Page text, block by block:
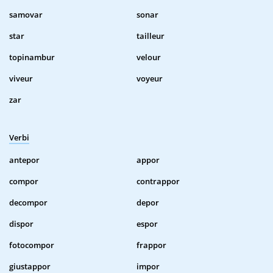
samovar
sonar
star
tailleur
topinambur
velour
viveur
voyeur
zar
Verbi
antepor
appor
compor
contrappor
decompor
depor
dispor
espor
fotocompor
frappor
giustappor
impor